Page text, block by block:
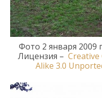
Фото 2 января 2009
Лицензия – Creative
Alike 3.0